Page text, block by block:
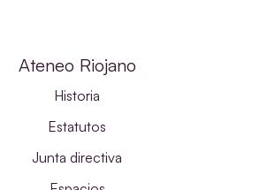
Ateneo Riojano
Historia
Estatutos
Junta directiva